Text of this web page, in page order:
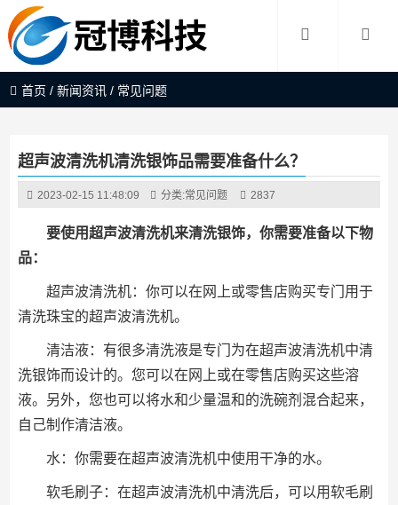
首页 /新闻资讯 / 常见问题
超声波清洗机清洗银饰品需要准备什么？
2023-02-15 11:48:09 分类:常见问题 2837
要使用超声波清洗机来清洗银饰，你需要准备以下物
品：
超声波清洗机：你可以在网上或零售店购买专门用于
清洗珠宝的超声波清洗机。
清洁液：有很多清洗液是专门为在超声波清洗机中清
洗银饰而设计的。您可以在网上或在零售店购买这些溶
液。另外，您也可以将水和少量温和的洗碗剂混合起来，
自己制作清洁液。
水：你需要在超声波清洗机中使用干净的水。
软毛刷子：在超声波清洗机中清洗后，可以用软毛刷